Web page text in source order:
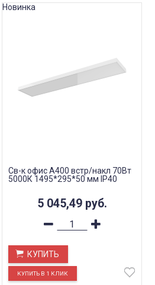
Св-к офис A400 встр/накл 70Вт
5000К 1495*295*50 мм IP40
5 045,49 руб.
КУПИТЬ
Новинка